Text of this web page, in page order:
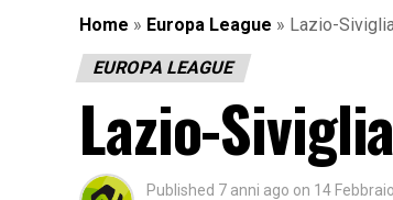
Home » Europa League » Lazio-
EUROPA LEAGUE
Lazio-
Published 7 anni ago on 14